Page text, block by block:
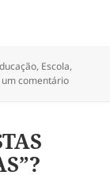
, Escola,
um comentário